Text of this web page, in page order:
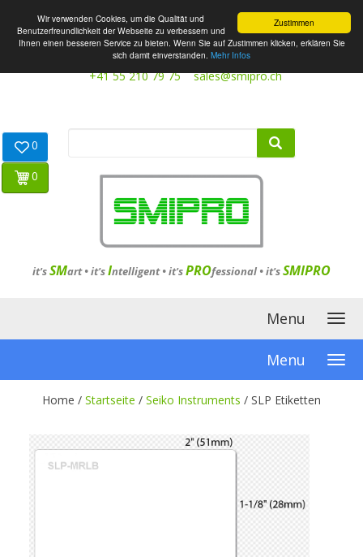
Zustimmen
Wir verwenden Cookies, um die Qualität und
Benutzerfreundlichkeit der Webseite zu verbessern und
Ihnen einen besseren Service zu bieten. Wenn Sie auf Zustimmen klicken, erklären Sie
sich damit einverstanden. Mehr Infos
+41 55 210 79 75 sales@smipro.ch
it'sSMart •it'sIntelligent•it'sPROfessional •it'sSMIPRO
0
0
Menu
Menu
Home / Startseite / Seiko Instruments / SLP Etiketten